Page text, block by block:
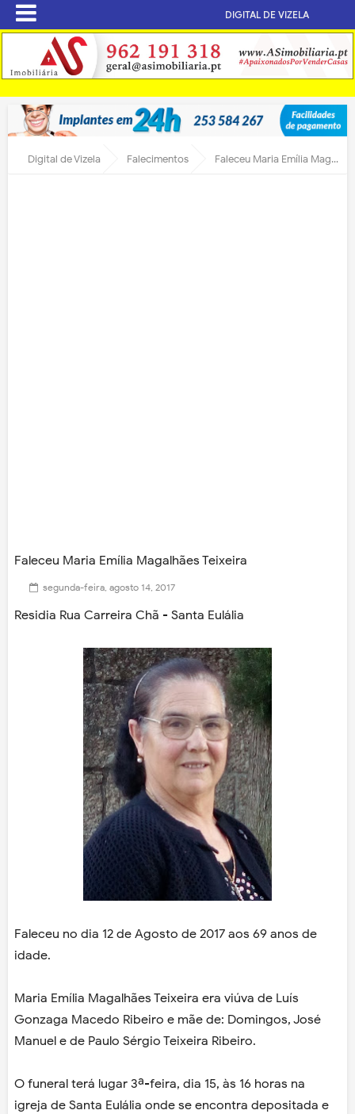
DIGITAL DE VIZELA
Digital de Vizela Falecimentos Faleceu Maria Emília Magalhã­es Teixeira
Faleceu Maria Emília Magalhã­es Teixeira
segunda-feira, agosto 14, 2017
Residia Rua Carreira Chã - Santa Eulália
Faleceu no dia 12 de Agosto de 2017 aos 69 anos de
idade.
Maria Emília Magalhã­es Teixeira era viúva de Luís
Gonzaga Ma­cedo Ribeiro e mãe de: Domingos, José
Ma­nuel e de Paulo Sérg­io Teixeira Ribeiro.
O funeral terá lugar 3ª-feira, dia 15, às 16 horas na
igreja de Santa Eulália on­de se encontra depos­itada e